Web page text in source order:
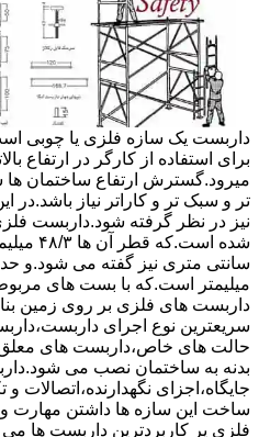
داربست یک سازه فلزی یا چوبی
میرود.گسترش ارتفاع ساختمان
تر و سبک تر و کاراتر نیاز باشد.در
نیز در نظر گرفته شود.داربست
شده
میلیمتر است.که با بست های
داربست های فلزی بر روی زمین
سریعترین نوع اجرای
حالت های خاص،داربست های معلق
بدنه به ساختمان نصب می
جایگاه،اجزای نگهدارنده،اتصالات
ساخت این سازه ها داشتن مهارت
فلزی پر کاربردترین داربست ها می